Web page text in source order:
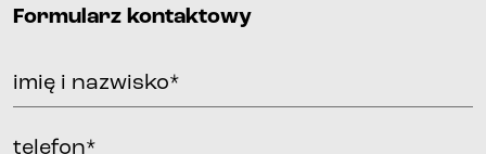
Formularz kontaktowy
imię i nazwisko*
telefon*